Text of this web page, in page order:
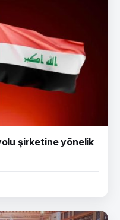
şirketine yönelik